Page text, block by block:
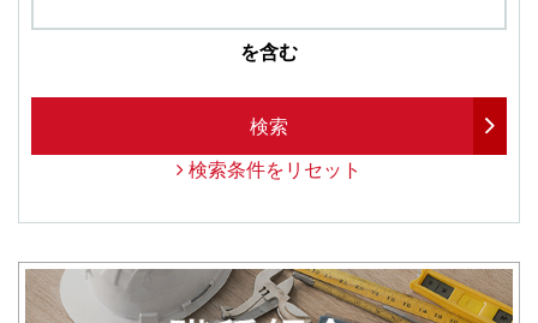
を含む
検索
検索条件をリセット